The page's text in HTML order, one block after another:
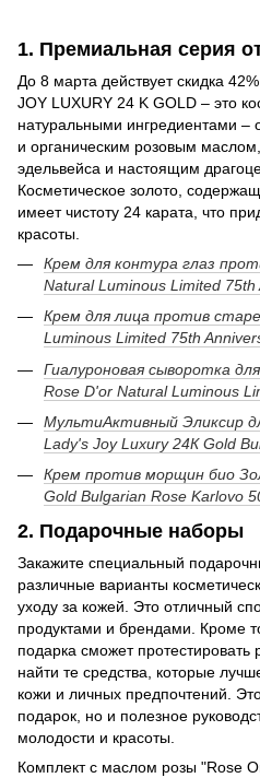
1. Премиальная серия
До 8 марта действует скидка
JOY LUXURY 24 K GOLD – это
натуральными ингредиентами –
и органическим розовым
эдельвейса и настоящим
Косметическое золото,
имеет чистоту 24 карата, что
красоты.
Крем для контура глаз
Natural Luminous Limited 75th
Крем для лица против
Luminous Limited 75th
Гиалуроновая сыворотка
Rose D'or Natural Luminous
МультиАктивный Эликсир
Lady's Joy Luxury 24К Gold
Крем против морщин био
Gold Bulgarian Rose Karlovo
2. Подарочные наборы
Закажите специальный
различные варианты
уходу за кожей. Это отличный
продуктами и брендами. Кроме
подарка сможет
найти те средства, которые
кожи и личных предпочтений.
подарок, но и полезное
молодости и красоты.
Комплект с маслом розы "Rose